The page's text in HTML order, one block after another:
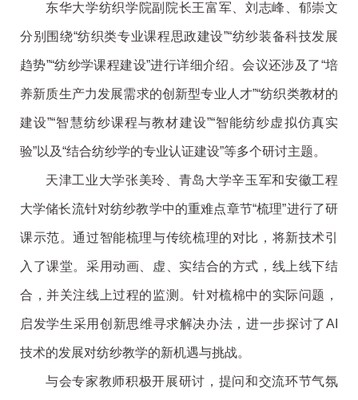
东华大学纺织学院副院长王富军、刘志峰、郁崇文
分别围绕“纺织类专业课程思政建设”“纺纱装备科技发展
趋势”“纺纱学课程建设”进行详细介绍。会议还涉及了“培
养新质生产力发展需求的创新型专业人才”“纺织类教材的
建设”“智慧纺纱课程与教材建设”“智能纺纱虚拟仿真实
验”以及“结合纺纱学的专业认证建设”等多个研讨主题。
天津工业大学张美玲、青岛大学辛玉军和安徽工程
大学储长流针对纺纱教学中的重难点章节“梳理”进行了研
课示范。通过智能梳理与传统梳理的对比，将新技术引
入了课堂。采用动画、虚、实结合的方式，线上线下结
合，并关注线上过程的监测。针对梳棉中的实际问题，
启发学生采用创新思维寻求解决办法，进一步探讨了AI
技术的发展对纺纱教学的新机遇与挑战。
与会专家教师积极开展研讨，提问和交流环节气氛